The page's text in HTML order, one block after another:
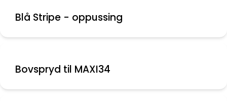
Blå Stripe - oppussing
Bovspryd til MAXI34